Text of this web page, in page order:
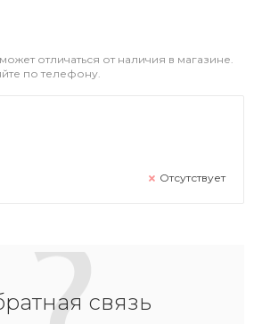
отличаться от наличия в магазине.
по телефону.
Отсутствует
связь